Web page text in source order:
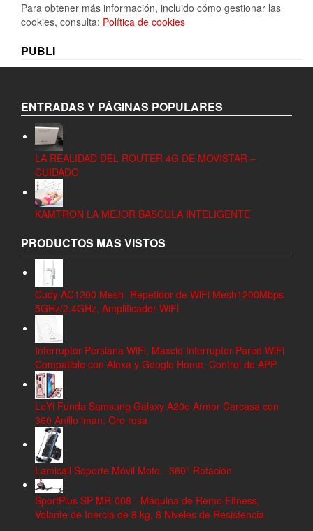
Para obtener más información, incluido cómo gestionar las
cookies, consulta: Política de cookies
PUBLI
ENTRADAS Y PÁGINAS POPULARES
LA REALIDAD DEL ROUTER 4G DE MOVISTAR –
CUIDADO
KAMTRON LA MEJOR BASCULA INTELIGENTE
PRODUCTOS MAS VISTOS
Cudy AC1200 Mesh- Repetidor de WiFi Mesh1200Mbps
5GHz/2.4GHz, Amplificador WiFi
Interruptor Persiana WiFi, Maxcio Interruptor Pared WiFi
Compatible con Alexa y Google Home, Control de APP
LeYi Funda Samsung Galaxy A20e Armor Carcasa con
360 Anillo iman, Oro rosa
Lamicall Soporte Móvil Moto - 360° Rotación
SportPlus SP-MR-008 - Máquina de Remo Fitness,
Volante de Inercia de 8 kg, 8 Niveles de Resistencia